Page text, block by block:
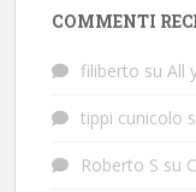
COMMENTI
filiberto su All
tippi cunicolo
Roberto S su